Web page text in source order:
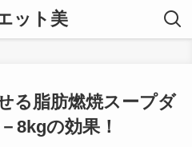
ット美
る脂肪燃焼スープダ
8kgの効果！